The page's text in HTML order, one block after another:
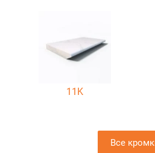
11K
Все